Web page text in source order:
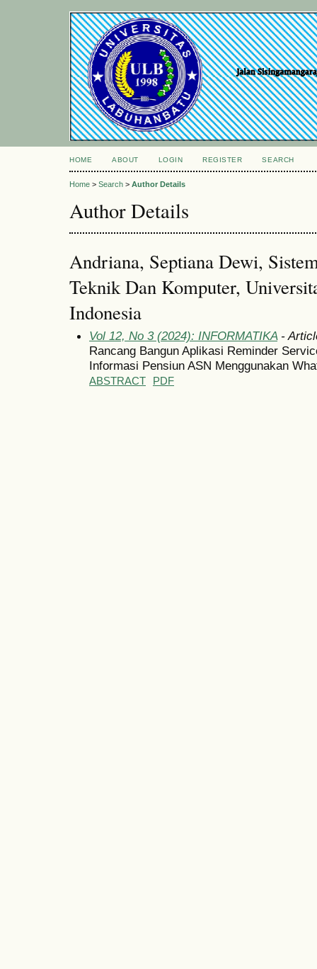
HOME ABOUT LOGIN REGISTER SEARCH
Home > Search > Author Details
Author Details
Andriana, Septiana Dewi,
Teknik Dan Komputer,
Indonesia
Vol 12, No 3 (2024): INFORMATIKA-
Rancang Bangun Aplikasi Reminder
Informasi Pensiun ASN Menggunakan
ABSTRACT PDF